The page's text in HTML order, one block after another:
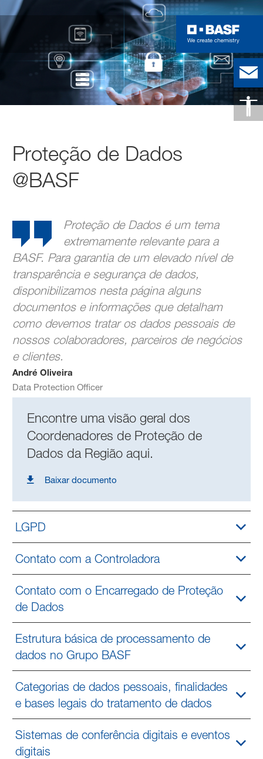
Proteção de Dados
@BASF
Proteção de Dados é um tema
extremamente relevante para a
BASF. Para garantia de um elevado nível de
transparência e segurança de dados,
disponibilizamos nesta página alguns
documentos e informações que detalham
como devemos tratar os dados pessoais de
nossos colaboradores, parceiros de negócios
e clientes.
André Oliveira
Data Protection Officer
Encontre uma visão geral dos
Coordenadores de Proteção de
Dados da Região aqui.
Baixar documento
LGPD
Contato com a Controladora
Contato com o Encarregado de Proteção
de Dados
Estrutura básica de processamento de
dados no Grupo BASF
Categorias de dados pessoais, finalidades
e bases legais do tratamento de dados
Sistemas de conferência digitais e eventos
digitais